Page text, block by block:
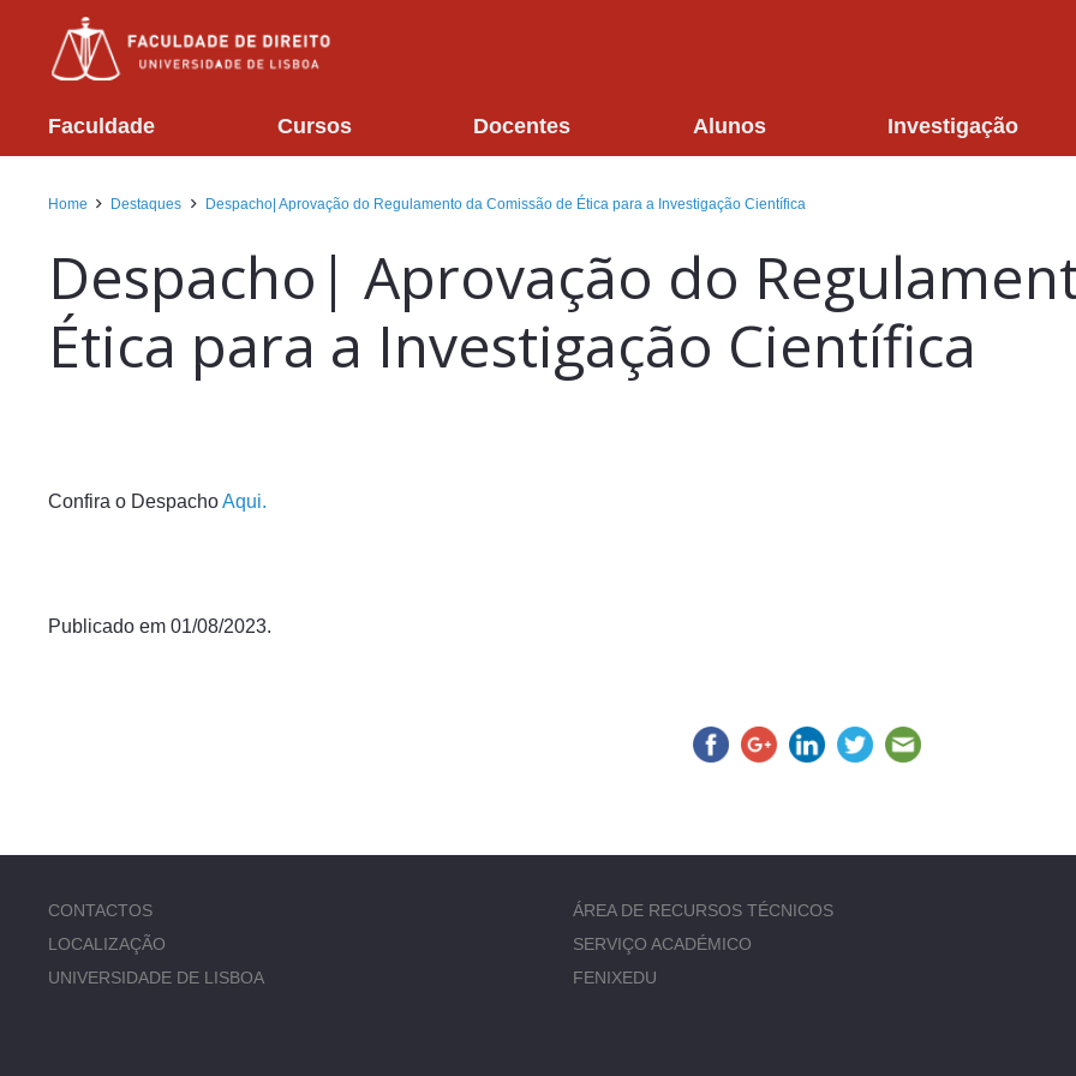
Faculdade Cursos Docentes Alunos Investigação
Home Destaques Despacho| Aprovação do Regulamento da Comissão de Ética para a Investigação Científica
Despacho| Aprovação do
Ética para a Investigação Científica
Confira o DespachoAqui.
Publicado em 01/08/2023.
CONTACTOS
LOCALIZAÇÃO
UNIVERSIDADE DE LISBOA
ÁREA DE RECURSOS TÉCNICOS
SERVIÇO ACADÉMICO
FENIXEDU